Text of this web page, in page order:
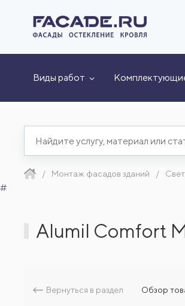
Виды работ
Монтаж фасадов зданий
#
Alumil Comfort
Вернуться в раздел Обзор